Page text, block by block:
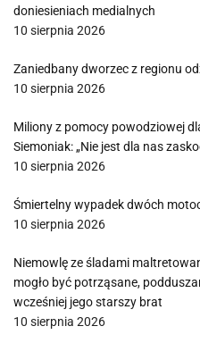
doniesieniach medialnych
10 sierpnia 2026
Zaniedbany dworzec z regionu
10 sierpnia 2026
Miliony z pomocy powodziowej
Siemoniak: „Nie jest dla nas
10 sierpnia 2026
Śmiertelny wypadek dwóch
10 sierpnia 2026
Niemowlę ze śladami
mogło być potrząsane,
wcześniej jego starszy brat
10 sierpnia 2026